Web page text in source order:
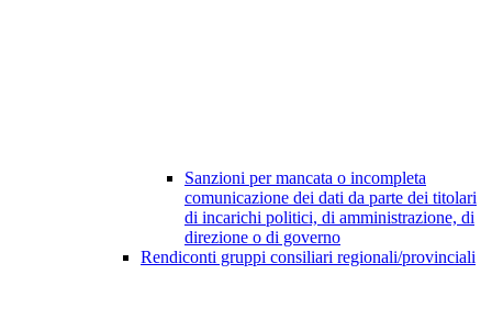
Sanzioni per mancata o incompleta
comunicazione dei dati da parte dei titolari
di incarichi politici, di amministrazione, di
direzione o di governo
Rendiconti gruppi consiliari regionali/provinciali